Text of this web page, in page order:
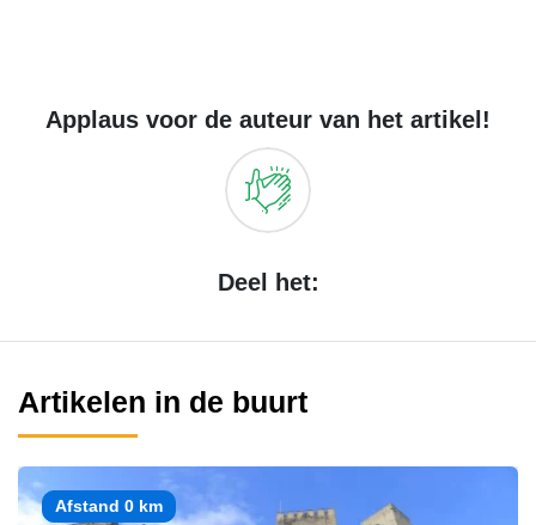
Applaus voor de auteur van het artikel!
Deel het:
Artikelen in de buurt
Afstand 0 km